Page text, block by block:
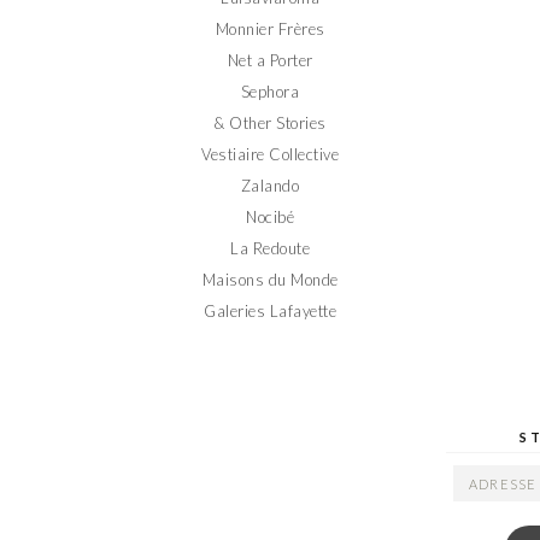
Monnier Frères
Net a Porter
Sephora
& Other Stories
Vestiaire Collective
Zalando
Nocibé
La Redoute
Maisons du Monde
Galeries Lafayette
ADRESSE